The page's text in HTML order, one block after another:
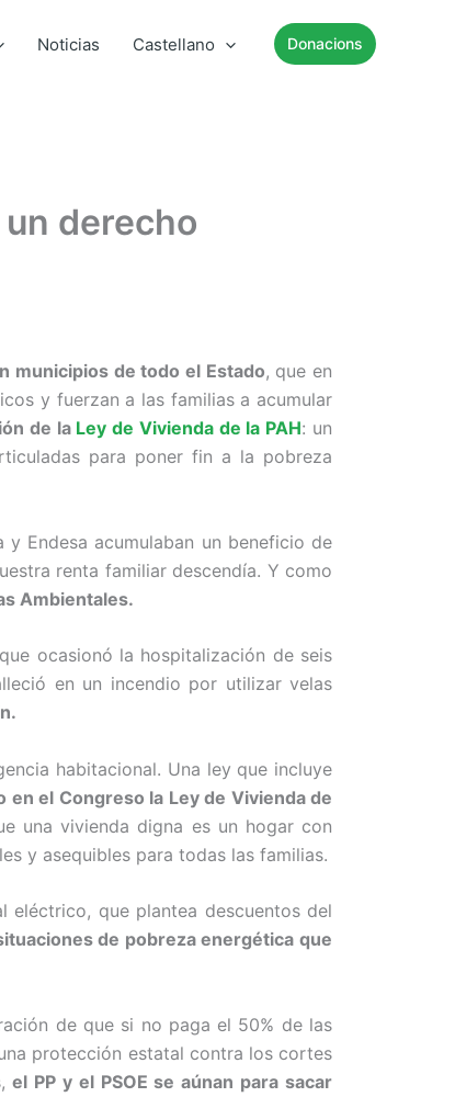
Noticias Castellano Donacions
derecho
municipios de todo el Estado, que en
y fuerzan a las familias a acumular
de la Ley de Vivienda de la PAH: un
para poner fin a la pobreza
y Endesa acumulaban un beneficio de
renta familiar descendía. Y como
Ambientales.
ocasionó la hospitalización de seis
en un incendio por utilizar velas
habitacional. Una ley que incluye
en el Congreso la Ley de Vivienda de
una vivienda digna es un hogar con
y asequibles para todas las familias.
eléctrico, que plantea descuentos del
de pobreza energética que
de que si no paga el 50% de las
protección estatal contra los cortes
el PP y el PSOE se aúnan para sacar